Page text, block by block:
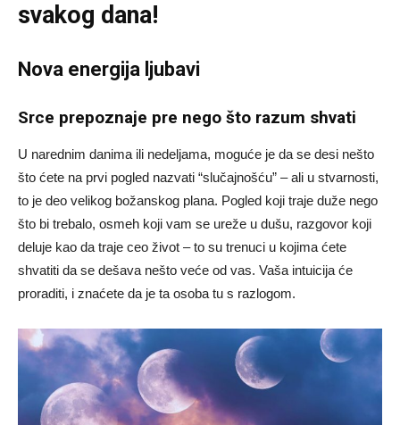
svakog dana!
Nova energija ljubavi
Srce prepoznaje pre nego što razum shvati
U narednim danima ili nedeljama, moguće je da se desi nešto
što ćete na prvi pogled nazvati “slučajnošću” – ali u stvarnosti,
to je deo velikog božanskog plana. Pogled koji traje duže nego
što bi trebalo, osmeh koji vam se ureže u dušu, razgovor koji
deluje kao da traje ceo život – to su trenuci u kojima ćete
shvatiti da se dešava nešto veće od vas. Vaša intuicija će
proraditi, i znaćete da je ta osoba tu s razlogom.